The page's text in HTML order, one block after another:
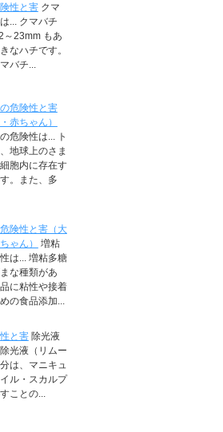
性と害 クマ
... クマバチ
～23mm もあ
なハチです。
バチ...
危険性と害
赤ちゃん）
危険性は... ト
地球上のさま
胞内に存在す
。また、多
険性と害（大
ゃん）
増粘
は... 増粘多糖
な種類があ
に粘性や接着
の食品添加...
と害 除光液
光液（リムー
は、マニキュ
ル・スカルプ
ことの...